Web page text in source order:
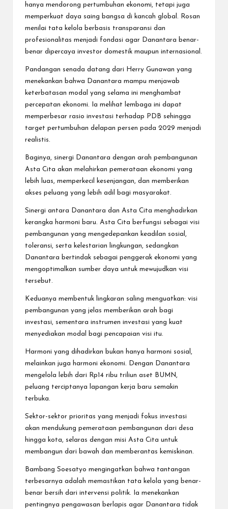
hanya mendorong pertumbuhan ekonomi, tetapi juga
memperkuat daya saing bangsa di kancah global. Rosan
menilai tata kelola berbasis transparansi dan
profesionalitas menjadi fondasi agar Danantara benar-
benar dipercaya investor domestik maupun internasional.
Pandangan senada datang dari Herry Gunawan yang
menekankan bahwa Danantara mampu menjawab
keterbatasan modal yang selama ini menghambat
percepatan ekonomi. Ia melihat lembaga ini dapat
memperbesar rasio investasi terhadap PDB sehingga
target pertumbuhan delapan persen pada 2029 menjadi
realistis.
Baginya, sinergi Danantara dengan arah pembangunan
Asta Cita akan melahirkan pemerataan ekonomi yang
lebih luas, memperkecil kesenjangan, dan memberikan
akses peluang yang lebih adil bagi masyarakat.
Sinergi antara Danantara dan Asta Cita menghadirkan
kerangka harmoni baru. Asta Cita berfungsi sebagai visi
pembangunan yang mengedepankan keadilan sosial,
toleransi, serta kelestarian lingkungan, sedangkan
Danantara bertindak sebagai penggerak ekonomi yang
mengoptimalkan sumber daya untuk mewujudkan visi
tersebut.
Keduanya membentuk lingkaran saling menguatkan: visi
pembangunan yang jelas memberikan arah bagi
investasi, sementara instrumen investasi yang kuat
menyediakan modal bagi pencapaian visi itu.
Harmoni yang dihadirkan bukan hanya harmoni sosial,
melainkan juga harmoni ekonomi. Dengan Danantara
mengelola lebih dari Rp14 ribu triliun aset BUMN,
peluang terciptanya lapangan kerja baru semakin
terbuka.
Sektor-sektor prioritas yang menjadi fokus investasi
akan mendukung pemerataan pembangunan dari desa
hingga kota, selaras dengan misi Asta Cita untuk
membangun dari bawah dan memberantas kemiskinan.
Bambang Soesatyo mengingatkan bahwa tantangan
terbesarnya adalah memastikan tata kelola yang benar-
benar bersih dari intervensi politik. Ia menekankan
pentingnya pengawasan berlapis agar Danantara tidak